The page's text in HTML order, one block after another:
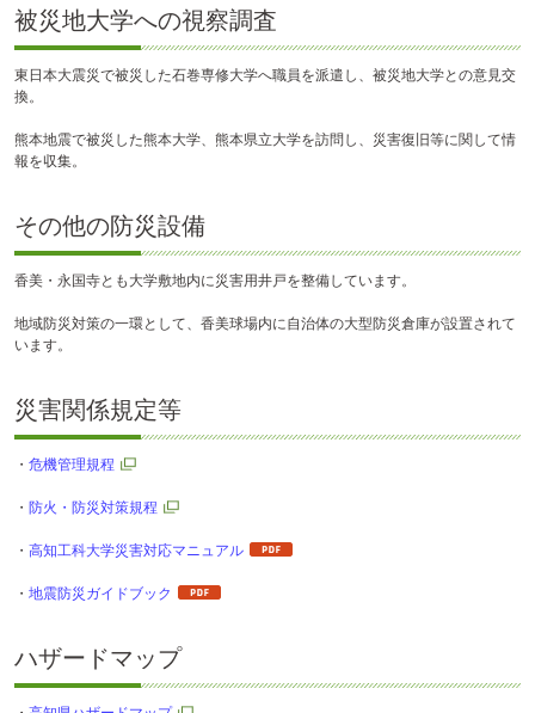
被災地大学への視察調査
東日本大震災で被災した石巻専修大学へ職員を派遣し、被災地大学との意見交
換。
熊本地震で被災した熊本大学、熊本県立大学を訪問し、災害復旧等に関して情
報を収集。
その他の防災設備
香美・永国寺とも大学敷地内に災害用井戸を整備しています。
地域防災対策の一環として、香美球場内に自治体の大型防災倉庫が設置されて
います。
災害関係規定等
・ 危機管理規程
・ 防火・防災対策規程
・ 高知工科大学災害対応マニュアル
・ 地震防災ガイドブック
ハザードマップ